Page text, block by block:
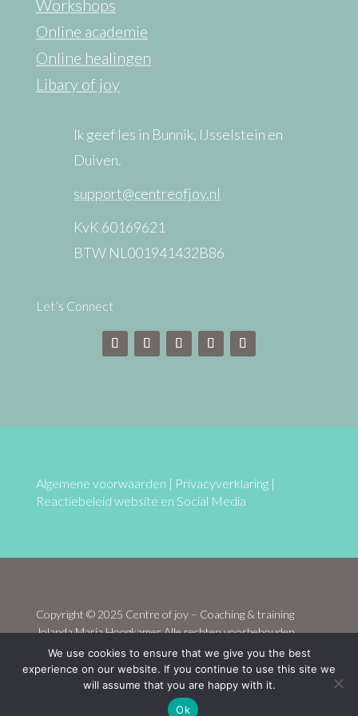
werken met de
transformerende
kracht […]
Workshops
Online academie
Online healingen
Libary of joy
Ik geef les in Bunnik, IJsselstein en
Duiven.
support@centreofjoy.nl
KvK 60169621
BTW NL001941432B86
Let’s Connect
Algemene voorwaarden | Privacyverklaring|
Reactiebeleid website en Social Media
Copyright © 2025 Centre of joy – Coaching & training
Jolanda Maria Hoogkamer Alle rechten voorbehouden
Website doorwebbouwenaandekeukentafel.nl
We use cookies to ensure that we give you the best
experience on our website. If you continue to use this site we
will assume that you are happy with it.
Ok